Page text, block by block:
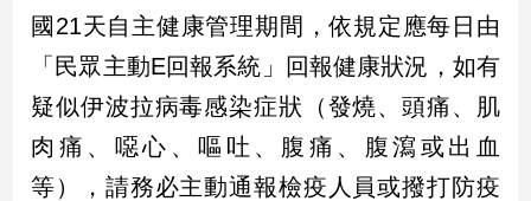
／
文
／
電
影
推
國21天自主健康管理期間，依規定應每日由
「民眾主動E回報系統」回報健康狀況，如有
疑似伊波拉病毒感染症狀（發燒、頭痛、肌
肉痛、噁心、嘔吐、腹痛、腹瀉或出血
等），請務必主動通報檢疫人員或撥打防疫